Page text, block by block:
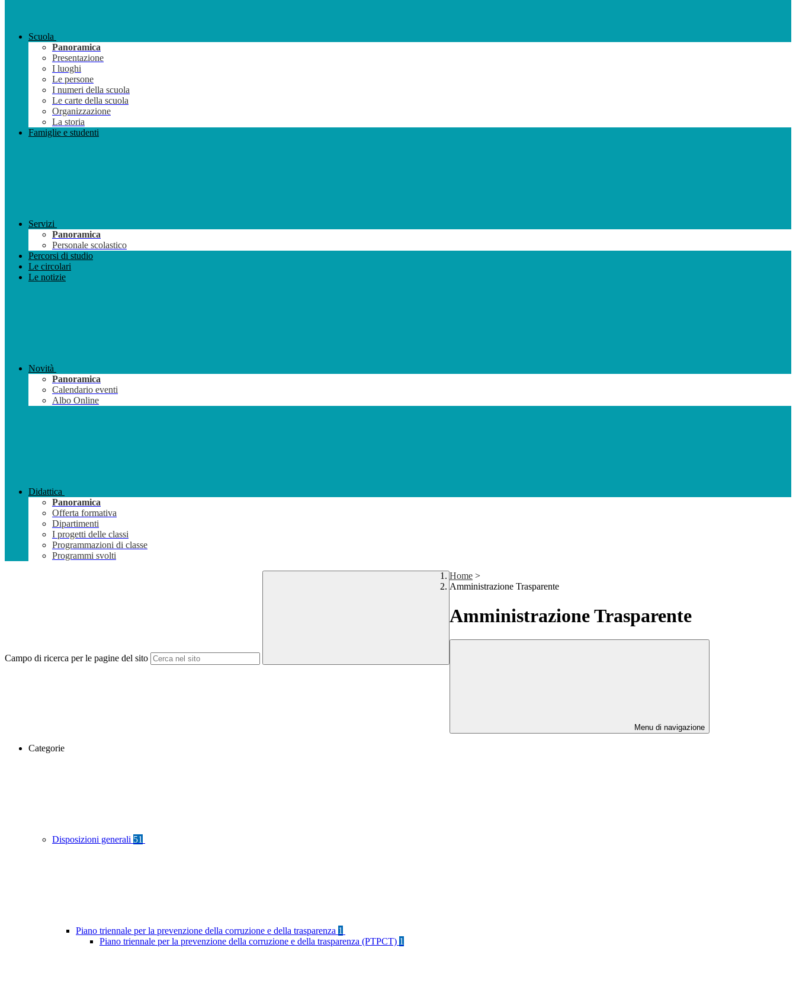
Scuola
Panoramica
Presentazione
I luoghi
Le persone
I numeri della scuola
Le carte della scuola
Organizzazione
La storia
Famiglie e studenti
Servizi
Panoramica
Personale scolastico
Percorsi di studio
Le circolari
Le notizie
Novità
Panoramica
Calendario eventi
Albo Online
Didattica
Panoramica
Offerta formativa
Dipartimenti
I progetti delle classi
Programmazioni di classe
Programmi svolti
Campo di ricerca per le pagine del sito
Home >
Amministrazione Trasparente
Amministrazione Trasparente
Menu di navigazione
Categorie
Disposizioni generali 51
Piano triennale per la prevenzione della corruzione e della trasparenza 1
Piano triennale per la prevenzione della corruzione e della trasparenza (PTPCT) 1